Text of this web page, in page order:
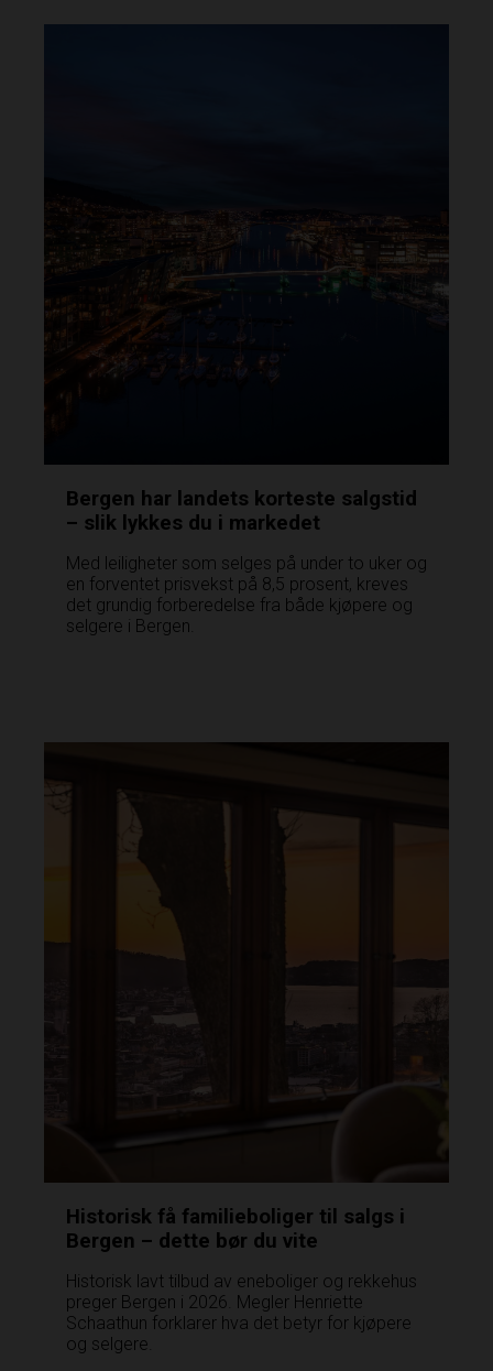
Bergen har landets korteste salgstid
– slik lykkes du i markedet
Med leiligheter som selges på under to uker og
en forventet prisvekst på 8,5 prosent, kreves
det grundig forberedelse fra både kjøpere og
selgere i Bergen.
Historisk få familieboliger til salgs i
Bergen – dette bør du vite
Historisk lavt tilbud av eneboliger og rekkehus
preger Bergen i 2026. Megler Henriette
Schaathun forklarer hva det betyr for kjøpere
og selgere.